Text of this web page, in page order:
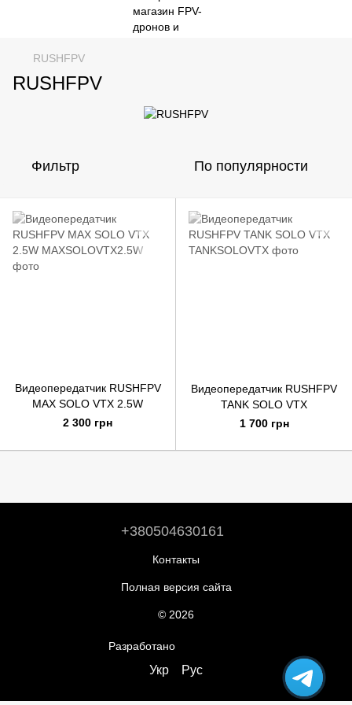
RUSHFPV
RUSHFPV
Фильтр По популярности
Видеопередатчик RUSHFPV
MAX SOLO VTX 2.5W
2 300 грн
Видеопередатчик RUSHFPV
TANK SOLO VTX
1 700 грн
+380504630161
Контакты
Полная версия сайта
© 2026
Разработано
Укр Рус